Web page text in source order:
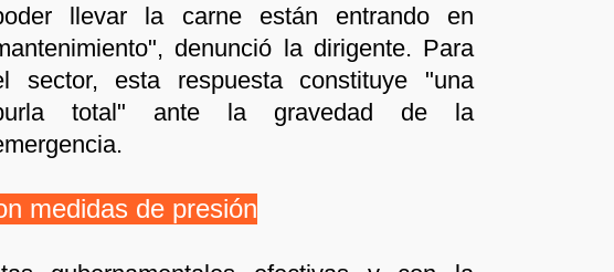
llevar la carne están entrando en
denunció la dirigente. Para
sector, esta respuesta constituye "una
total" ante la gravedad de la
medidas de presión